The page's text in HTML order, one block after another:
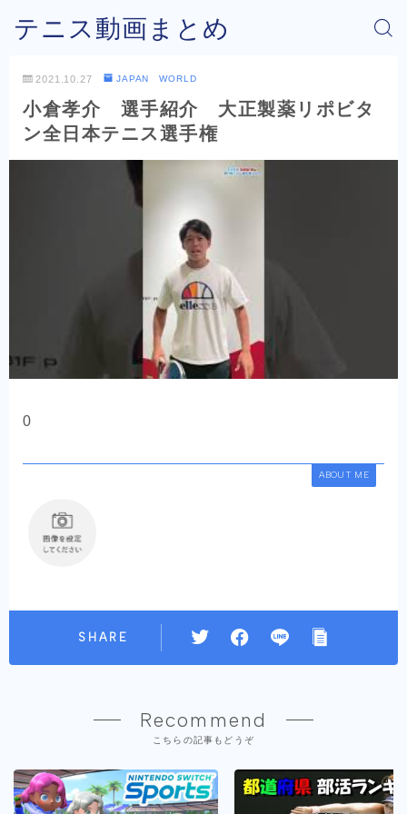
テニス動画まとめ
2021.10.27 JAPAN WORLD
小倉孝介 選手紹介 大正製薬リポビタ
ン全日本テニス選手権
0
ABOUT ME
SHARE
Recommend
こちらの記事もどうぞ